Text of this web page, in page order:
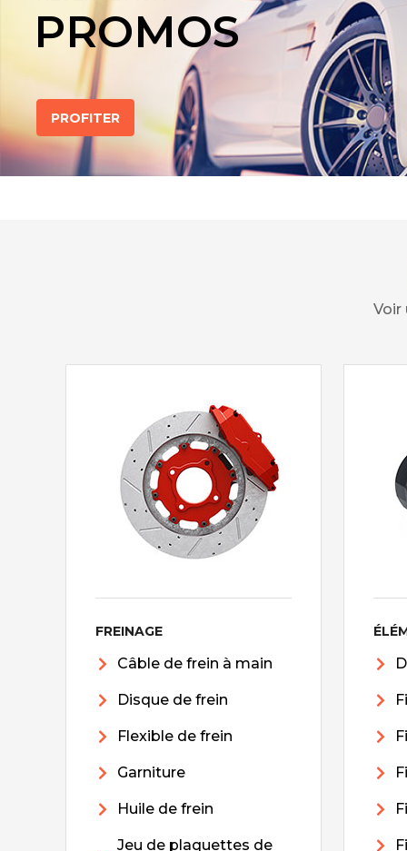
PROMOS
PROFITER
Voir
FREINAGE
Câble de frein à main
Disque de frein
Flexible de frein
Garniture
Huile de frein
Jeu de plaquettes de